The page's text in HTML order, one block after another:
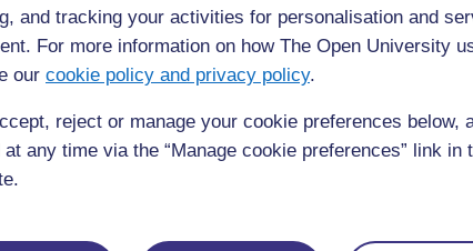
and tracking your activities for personalisation and
For more information on how The Open University
our cookie policy and privacy policy.
reject or manage your cookie preferences below,
any time via the “Manage cookie preferences” link in
mwingine alitakiwa kuhakikisha kuwa idadi sawa
majaribio.
Shughuli muhimu: Kuchunguza
Kusanya darasa lako likuzunguke na wachangie
Nyenzo Muhimu: Kutumia ramani ya mawazo na
Wameona wapi sumaku zikitumika? Sumaku ni vitu
na umeme? Hii inaitwa sumaku-umeme. Andika
ukutani.